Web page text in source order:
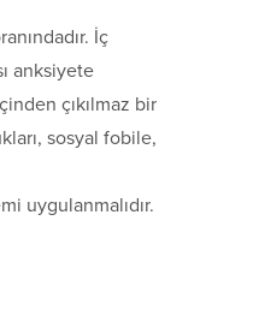
İç
anksiyete
çıkılmaz bir
sosyal fobile,
uygulanmalıdır.